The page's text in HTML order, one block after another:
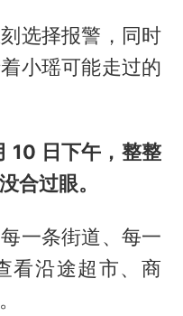
选择报警，同时
小瑶可能走过的
10 日下午，整整
合过眼。
一条街道、每一
看沿途超市、商